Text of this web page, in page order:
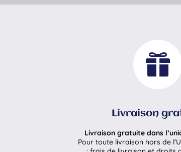

Livraison
Livraison gratuite dans
Pour toute livraison hors de